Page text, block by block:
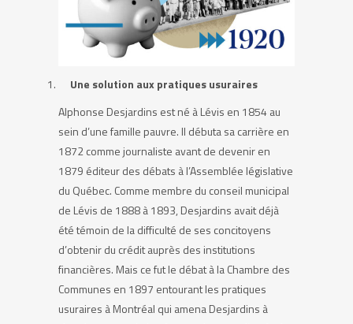
Une solution aux pratiques usuraires
Alphonse Desjardins est né à Lévis en 1854 au
sein d’une famille pauvre. Il débuta sa carrière en
1872 comme journaliste avant de devenir en
1879 éditeur des débats à l’Assemblée législative
du Québec. Comme membre du conseil municipal
de Lévis de 1888 à 1893, Desjardins avait déjà
été témoin de la difficulté de ses concitoyens
d’obtenir du crédit auprès des institutions
financières. Mais ce fut le débat à la Chambre des
Communes en 1897 entourant les pratiques
usuraires à Montréal qui amena Desjardins à